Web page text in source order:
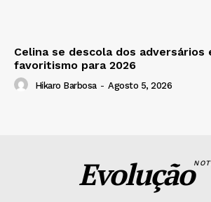
Celina se descola dos
favoritismo para 2026
Hikaro Barbosa - Agosto 5, 2026
Evolução